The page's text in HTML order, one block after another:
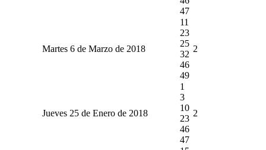
47
Martes 6 de Marzo de 2018
11
23
25
32
46
49
2
Jueves 25 de Enero de 2018
1
3
10
23
46
47
2